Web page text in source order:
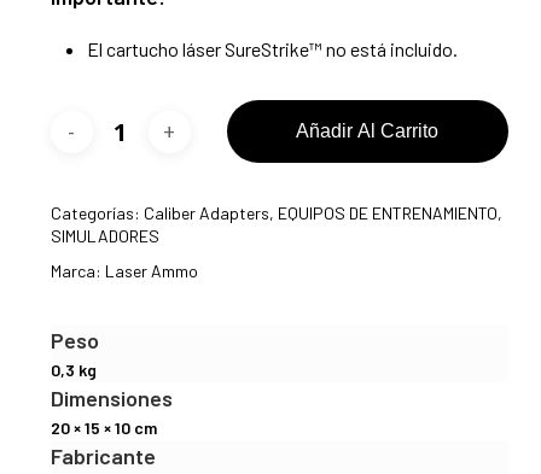
El cartucho láser SureStrike™ no está incluido.
Añadir Al Carrito
Categorías: Caliber Adapters, EQUIPOS DE ENTRENAMIENTO,
SIMULADORES
Marca: Laser Ammo
Peso
0,3 kg
Dimensiones
20 × 15 × 10 cm
Fabricante